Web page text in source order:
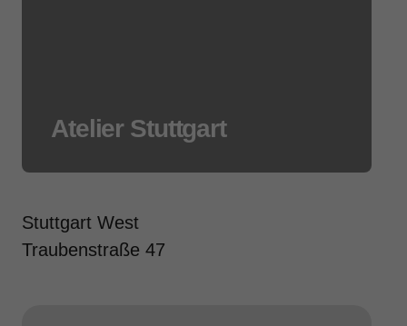
Atelier Stuttgart
Stuttgart West
Traubenstraße 47